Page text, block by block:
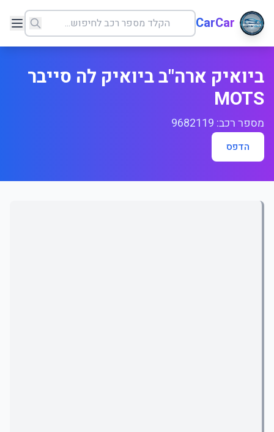
CarCar
ביואיק ארה"ב ביואיק לה סייבר
MOTS
מספר רכב: 9682119
הדפס